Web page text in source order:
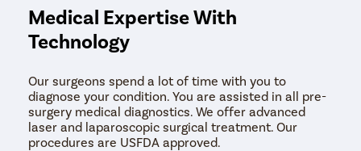
Medical Expertise With
Technology
Our surgeons spend a lot of time with you to
diagnose your condition. You are assisted in all pre-
surgery medical diagnostics. We offer advanced
laser and laparoscopic surgical treatment. Our
procedures are USFDA approved.